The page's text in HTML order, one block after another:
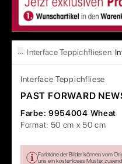
… Interface Teppichfliesen
Interface Teppichfliese
PAST FORWARD
Farbe: 9954004 Wheat
Format: 50 cm x 50 cm
Farbtöne der Bilder können vom
uns ein kostenloses Muster